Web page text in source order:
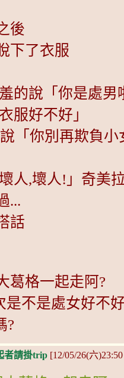
後
下了衣服
的說「你是處男
服好不好」
「你別再欺負
人,壞人!」奇美
...
話
葛格一起走阿?
是不是處女好不
?
者請掛trip [12/05/26(六